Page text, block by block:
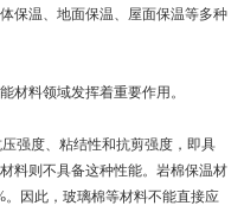
保温、地面保温、屋面保温等多种
料领域发挥着重要作用。
强度、粘结性和抗剪强度，即具
料则不具备这种性能。岩棉保温材
。因此，玻璃棉等材料不能直接应